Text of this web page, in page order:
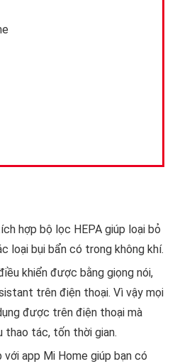
hợp bộ lọc HEPA giúp loại bỏ
loại bụi bẩn có trong không khí.
khiển được bằng giọng nói,
trên điện thoại. Vì vậy mọi
được trên điện thoại mà
thao tác, tốn thời gian.
app Mi Home giúp bạn có